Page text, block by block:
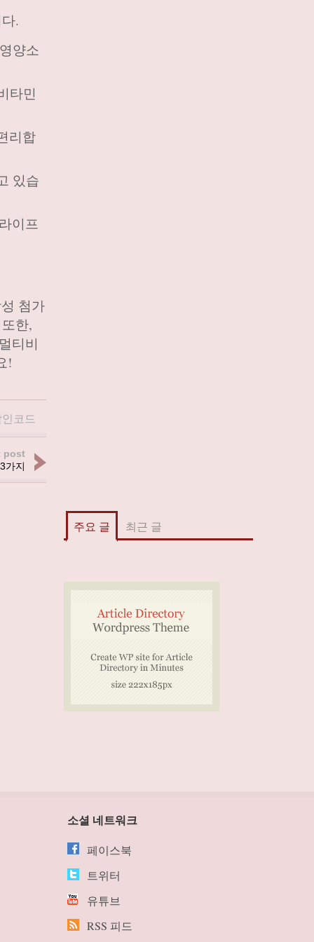
.
양소
타민
리합
있습
이프
첨가
한,
티비
!
코드
post
가지
주요 글 최근 글
소셜 네트워크
페이스북
트위터
유튜브
RSS 피드